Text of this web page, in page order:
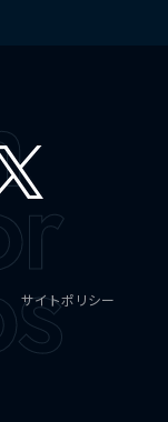
サイトポリシー